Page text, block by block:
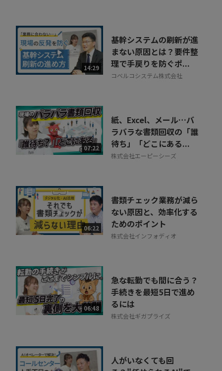
14:29
基幹システムの刷新が進
まない原因とは？要件整
理で手戻りを防ぐポ...
コベルコシステム株式会社
07:22
紙、Excel、メール…バ
ラバラな書類回収の「誰
待ち」「どこにある...
株式会社エーピーシーズ
06:22
書類チェック業務が減ら
ない原因と、効率化する
ためのポイント
株式会社インフォディオ
06:48
急な転勤でも間に合う？
手続きを最短5日で進め
るには
株式会社ギガプライズ
人がいなくても回